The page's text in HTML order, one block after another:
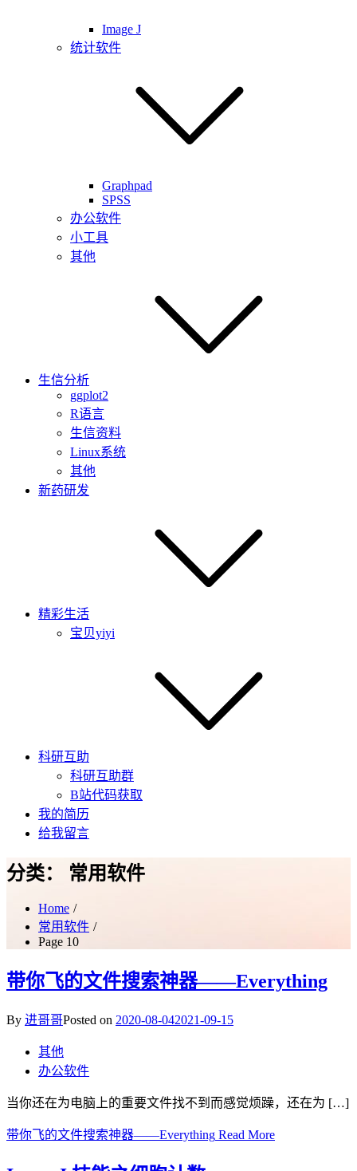
Image J
统计软件
Graphpad
SPSS
办公软件
小工具
其他
生信分析
ggplot2
R语言
生信资料
Linux系统
其他
新药研发
精彩生活
宝贝yiyi
科研互助
科研互助群
B站代码获取
我的简历
给我留言
分类： 常用软件
Home
常用软件
Page 10
带你飞的文件搜索神器——Everything
By 进哥哥Posted on 2020-08-042021-09-15
其他
办公软件
当你还在为电脑上的重要文件找不到而感觉烦躁，还在为 […]
带你飞的文件搜索神器——Everything Read More